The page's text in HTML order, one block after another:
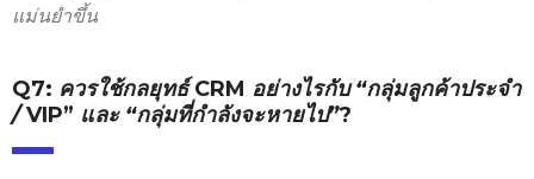
แม่นยำขึ้น
Q7: ควรใช้กลยุทธ์CRM อย่างไรกับ “กลุ่มลูกค้าประจำ
/VIP” และ “กลุ่มที่กำลังจะหายไป”?